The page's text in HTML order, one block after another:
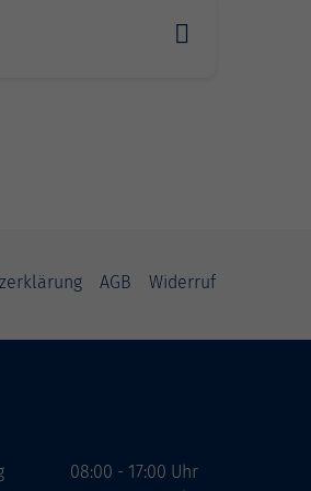
AGB Widerruf
08:00 - 17:00 Uhr